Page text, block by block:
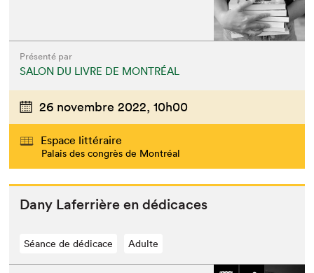
Présenté par
SALON DU LIVRE DE MONTRÉAL
26 novembre 2022, 10h00
Espace littéraire
Palais des congrès de Montréal
Dany Lafer­rière en dédicaces
Séance de dédicace Adulte